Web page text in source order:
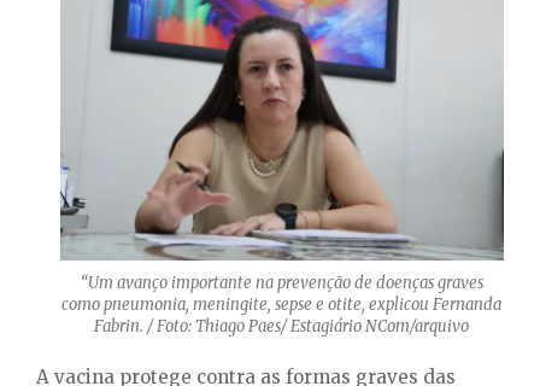
“Um avanço importante na prevenção de doenças graves
como pneumonia, meningite, sepse e otite, explicou Fernanda
Fabrin. / Foto: Thiago Paes/ Estagiário NCom/arquivo
A vacina protege contra as formas graves das